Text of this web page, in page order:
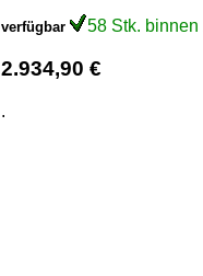
verfügbar 58 Stk.
2.934,90 €
.